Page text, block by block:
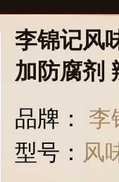
李锦记风
加防腐剂
辣椒酱
品牌：
李
型号： 风